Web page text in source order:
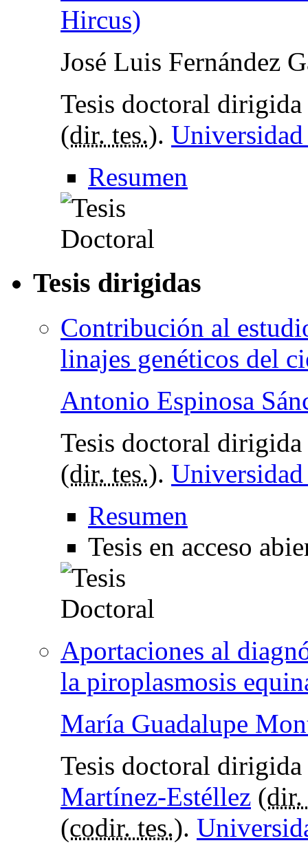
Hircus)
José Luis Fernández
Tesis doctoral
(dir. tes.).
Resumen
Tesis dirigidas
Contribución al
linajes genéticos del
Antonio Espinosa
Tesis doctoral
(dir. tes.).
Resumen
Tesis en acceso
Aportaciones al
la piroplasmosis
María Guadalupe
Tesis doctoral
Martínez-Estéllez (dir.
(codir. tes.).